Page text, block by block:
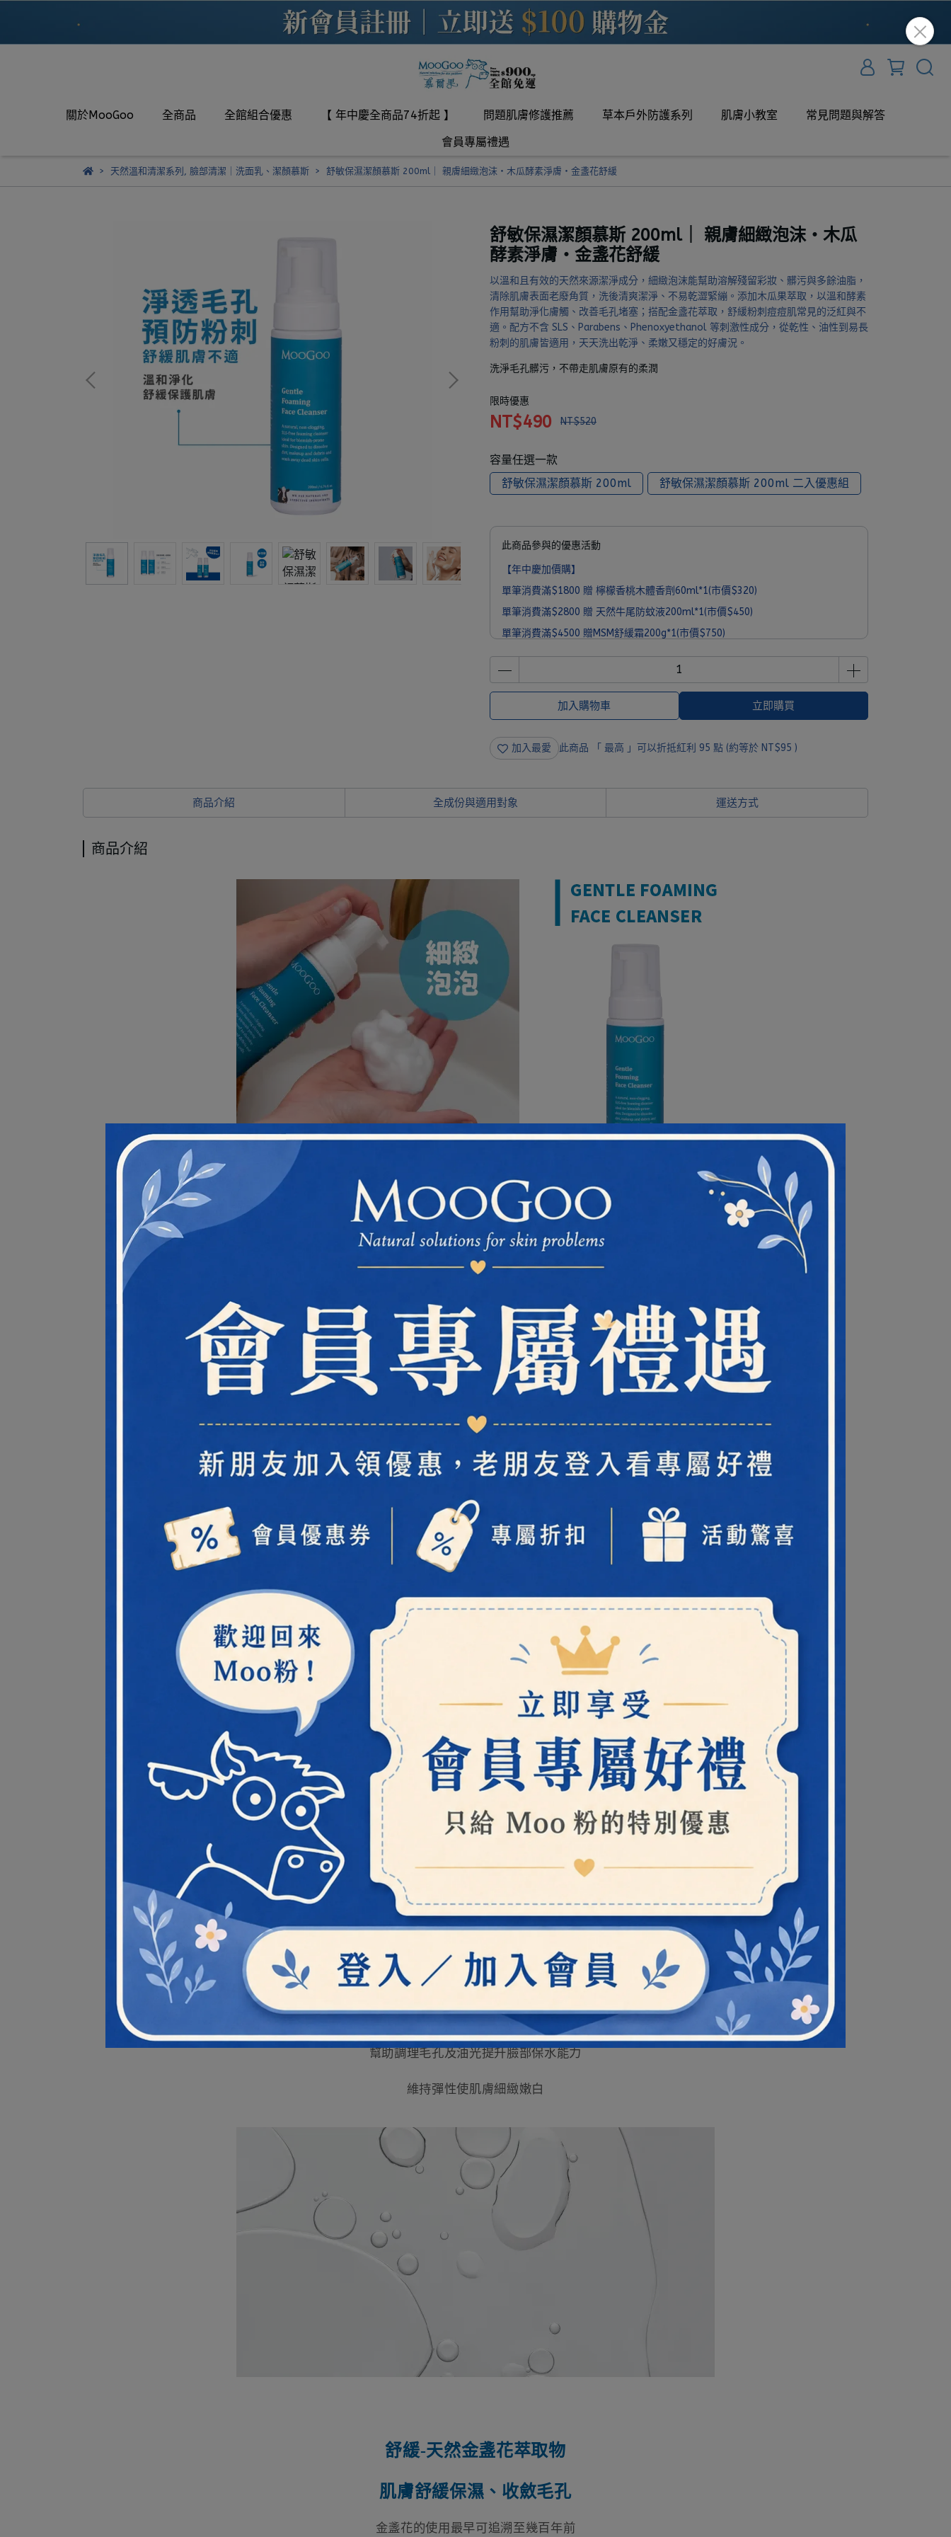
關於MooGoo 全商品 全館組合優惠 【 年中慶全商品74折起 】 問題肌膚修護推薦 草本戶外防護系列 肌膚小教室
常見問題與解答
會員專屬禮遇
天然溫和清潔系列 , 臉部清潔｜洗面乳、潔顏慕斯 舒敏保濕潔顏慕斯 200ml｜ 親膚細緻泡沫・木瓜酵素淨膚・金盞花舒緩
舒敏保濕潔顏慕斯 200ml｜ 親膚細緻泡沫・木瓜
酵素淨膚・金盞花舒緩
以溫和且有效的天然來源潔淨成分，細緻泡沫能幫助溶解殘留彩妝、髒污與多餘油脂，
清除肌膚表面老廢角質，洗後清爽潔淨、不易乾澀緊繃。添加木瓜果萃取，以溫和酵素
作用幫助淨化膚觸、改善毛孔堵塞；搭配金盞花萃取，舒緩粉刺痘痘肌常見的泛紅與不
適。配方不含 SLS、Parabens、Phenoxyethanol 等刺激性成分，從乾性、油性到易長
粉刺的肌膚皆適用，天天洗出乾淨、柔嫩又穩定的好膚況。
洗淨毛孔髒污，不帶走肌膚原有的柔潤
限時優惠
NT$490 NT$520
容量任選一款
舒敏保濕潔顏慕斯 200ml
舒敏保濕潔顏慕斯 200ml 二入優惠組
此商品參與的優惠活動
【年中慶加價購】
單筆消費滿$1800 贈 檸檬香桃木體香劑60ml*1(市價$320)
單筆消費滿$2800 贈 天然牛尾防蚊液200ml*1(市價$450)
單筆消費滿$4500 贈MSM舒緩霜200g*1(市價$750)
單筆消費滿$6000 贈 MooGoo經典旅行組*1(市價$1090)
加入購物車 立即購買
加入最愛 此商品 「 最高 」可以折抵紅利 95 點 (約等於 NT$95 )
商品介紹 全成份與適用對象 運送方式
商品介紹
舒敏保濕潔顏慕斯200ml
Gentle Foaming Face Cleanser
天然親膚洗淨泡沫適合各種膚質
添加蘆薈、金盞花、木瓜萃取物
能舒緩保濕穩定臉部肌膚狀況
除去臉部老廢角質並調理肌膚
不過度清潔同時保持肌膚油脂平衡
洗後臉部擁有柔嫩清爽潔淨感
菸鹼醯胺(維生素B3)
調理臉部肌膚提升肌膚防護屏障
維生素B3廣泛存在於各種食物中
對於肌膚屏障壁有極大的幫助
降低外在環境帶來的刺激及傷害
維持臉部肌膚在健康良好的狀態
幫助調理毛孔及油光提升臉部保水能力
維持彈性使肌膚細緻嫩白
舒緩-天然金盞花萃取物
肌膚舒緩保濕、收斂毛孔
金盞花的使用最早可追溯至幾百年前